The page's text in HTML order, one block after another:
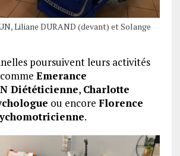
Liliane DURAND (devant) et Solange
poursuivent leurs activités
Emerance
Diététicienne, Charlotte
ou encore Florence
.